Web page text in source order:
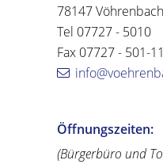
78147 Vöhrenbach
Tel 07727 - 5010
Fax 07727 - 501-
Öffnungszeiten:
(Bürgerbüro und